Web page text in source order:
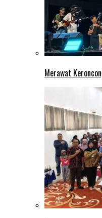
Merawat